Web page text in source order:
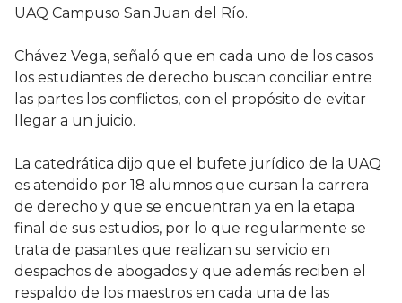
UAQ Campuso San Juan del Río.
Chávez Vega, señaló que en cada uno de los casos
los estudiantes de derecho buscan conciliar entre
las partes los conflictos, con el propósito de evitar
llegar a un juicio.
La catedrática dijo que el bufete jurídico de la UAQ
es atendido por 18 alumnos que cursan la carrera
de derecho y que se encuentran ya en la etapa
final de sus estudios, por lo que regularmente se
trata de pasantes que realizan su servicio en
despachos de abogados y que además reciben el
respaldo de los maestros en cada una de las